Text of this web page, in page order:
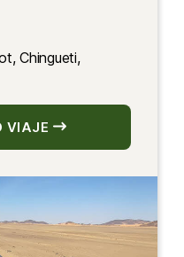
Chingueti,
VIAJE